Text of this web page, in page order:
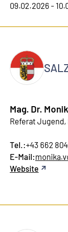
09.02.2026 -
Mag. Dr.
Referat
Tel.:+43 662
E-Mail:
Website